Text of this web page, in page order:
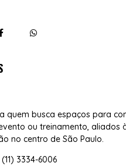
quem busca espaços para
ou treinamento, aliados
no centro de São Paulo.
3334-6006